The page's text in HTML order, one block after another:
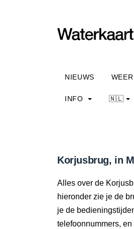
NIEUWS WEER
INFO 🇳🇱
Korjusbrug, in
Alles over de
hieronder zie je de
je de
telefoonnummers,